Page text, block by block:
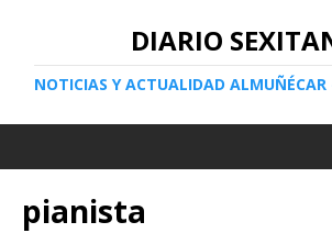
DIARIO
NOTICIAS Y ACTUALIDAD ALMUÑÉCAR
pianista